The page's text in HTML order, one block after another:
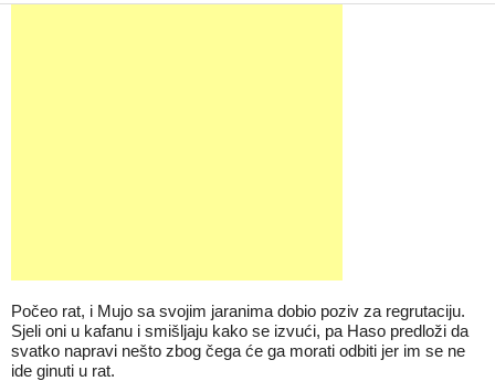
Počeo rat, i Mujo sa svojim jaranima dobio poziv za regrutaciju.
Sjeli oni u kafanu i smišljaju kako se izvući, pa Haso predloži da
svatko napravi nešto zbog čega će ga morati odbiti jer im se ne
ide ginuti u rat.